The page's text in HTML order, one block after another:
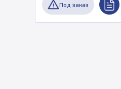
Под заказ